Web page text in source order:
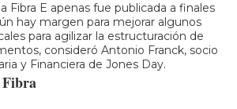
Fibra E apenas fue publicada a finales
hay margen para mejorar algunos
para agilizar la estructuración de
consideró Antonio Franck, socio
y Financiera de Jones Day.
Fibra